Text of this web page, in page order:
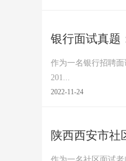
银行面试真题
作为一名银行招聘
201...
2022-11-24
陕西西安市社